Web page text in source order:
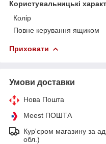
Користувальницькі
Колір
Повне керування ящиком
Приховати
Умови доставки
Нова Пошта
Meest ПОШТА
Кур'єром магазину за
обл.)